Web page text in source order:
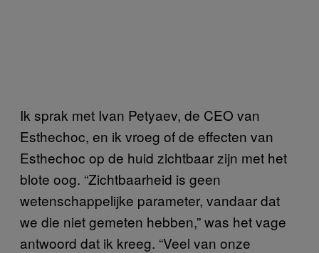
Ik sprak met Ivan Petyaev, de CEO van
Esthechoc, en ik vroeg of de effecten van
Esthechoc op de huid zichtbaar zijn met het
blote oog. “Zichtbaarheid is geen
wetenschappelijke parameter, vandaar dat
we die niet gemeten hebben,” was het vage
antwoord dat ik kreeg. “Veel van onze